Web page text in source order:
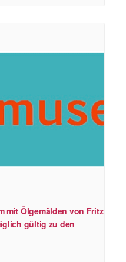
mit Ölgemälden von Fritz
gültig zu den